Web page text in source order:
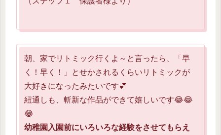
朝、家でリトミック行くよ～と言ったら、「早
く！早く！」とせかされるくらいリトミックが
大好きになったみたいです💕
紐通しも、斬新な作品ができて嬉しいです😂😂
😂
幼稚園入園前にいろいろな経験をさせてもらえ